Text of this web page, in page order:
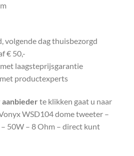
volgende dag thuisbezorgd
€ 50,-
laagsteprijsgarantie
productexperts
aanbieder te klikken gaat u naar
WSD104 dome tweeter –
50W – 8 Ohm – direct kunt